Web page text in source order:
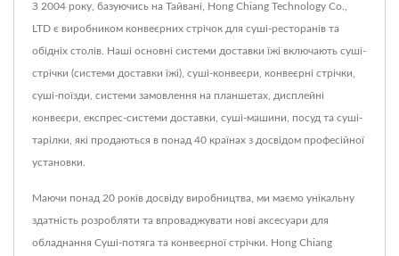
З 2004 року, базуючись на Тайвані, Hong Chiang Technology Co.,
LTD є виробником конвеєрних стрічок для суші-ресторанів та
обідніх столів. Наші основні системи доставки їжі включають суші-
стрічки (системи доставки їжі), суші-конвеєри, конвеєрні стрічки,
суші-поїзди, системи замовлення на планшетах, дисплейні
конвеєри, експрес-системи доставки, суші-машини, посуд та суші-
тарілки, які продаються в понад 40 країнах з досвідом професійної
установки.
Маючи понад 20 років досвіду виробництва, ми маємо унікальну
здатність розробляти та впроваджувати нові аксесуари для
обладнання Суші-потяга та конвеєрної стрічки. Hong Chiang